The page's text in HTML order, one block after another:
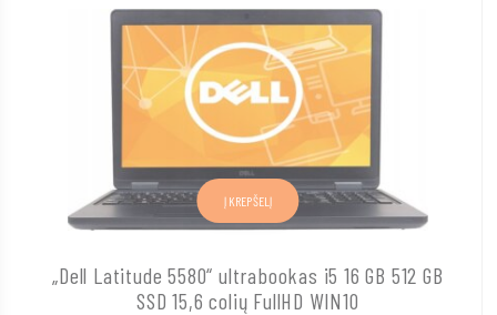
„Dell Latitude 5580“ ultrabookas i5 16 GB 512 GB
SSD 15,6 colių FullHD WIN10
Į KREPŠELĮ